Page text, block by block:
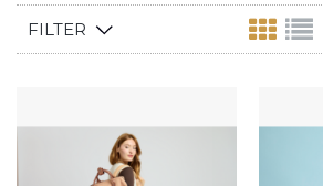
FILTER